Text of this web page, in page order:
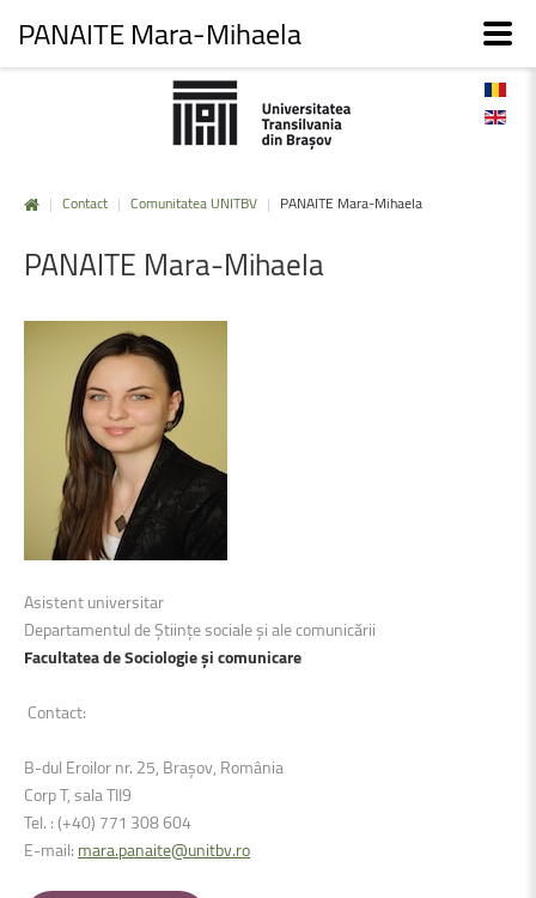
| Contact | Comunitatea UNITBV | PANAITE Mara-Mihaela
PANAITE Mara-Mihaela
Asistent universitar
Departamentul de Științe sociale și ale comunicării
Facultatea de Sociologie și comunicare
Contact:
B-dul Eroilor nr. 25, Brașov, România
Corp T, sala TII9
Tel. : (+40) 771 308 604
E-mail: mara.panaite@unitbv.ro
PANAITE Mara-Mihaela